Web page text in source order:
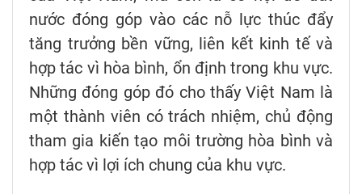
nước đóng góp vào các nỗ lực thúc đẩy
tăng trưởng bền vững, liên kết kinh tế và
hợp tác vì hòa bình, ổn định trong khu vực.
Những đóng góp đó cho thấy Việt Nam là
một thành viên có trách nhiệm, chủ động
tham gia kiến tạo môi trường hòa bình và
hợp tác vì lợi ích chung của khu vực.